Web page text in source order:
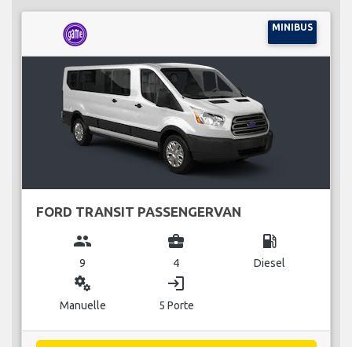
MINIBUS
FORD TRANSIT PASSENGERVAN
group
9
business_center
4
local_gas_station
Diesel
miscellaneous_services
Manuelle
login
5 Porte